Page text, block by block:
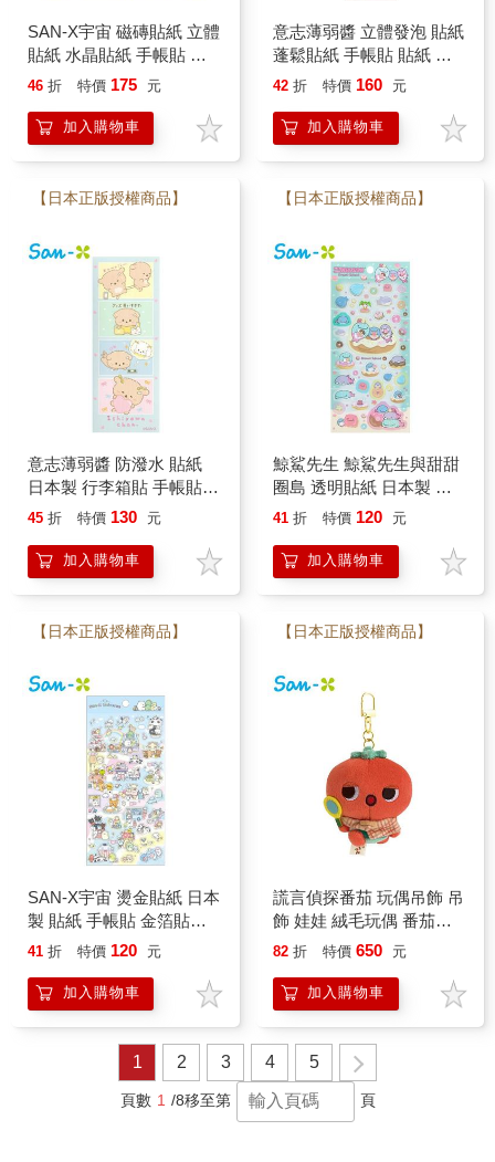
SAN-X宇宙 磁磚貼紙 立體
貼紙 水晶貼紙 手帳貼 裝
飾貼紙 拉拉熊 黑白豬 角
46 折 特價 175 元
加入購物車
意志薄弱醬 立體發泡 貼紙
蓬鬆貼紙 手帳貼 貼紙 泡
棉貼紙 逃避小狗 後輩小貓
42 折 特價 160 元
加入購物車
【日本正版授權商品】
意志薄弱醬 防潑水 貼紙
日本製 行李箱貼 手帳貼
裝飾貼紙 逃避小狗 後輩小
45 折 特價 130 元
加入購物車
【日本正版授權商品】
鯨鯊先生 鯨鯊先生與甜甜
圈島 透明貼紙 日本製 貼
紙 手帳貼 裝飾貼紙 San-X
41 折 特價 120 元
加入購物車
【日本正版授權商品】
SAN-X宇宙 燙金貼紙 日本
製 貼紙 手帳貼 金箔貼紙
裝飾貼紙 角落生物 拉拉熊
41 折 特價 120 元
加入購物車
【日本正版授權商品】
謊言偵探番茄 玩偶吊飾 吊
飾 娃娃 絨毛玩偶 番茄人
托曼特 不良少女花椰菜
82 折 特價 650 元
加入購物車
1 2 3 4 5
頁數 1 /8移至第 頁